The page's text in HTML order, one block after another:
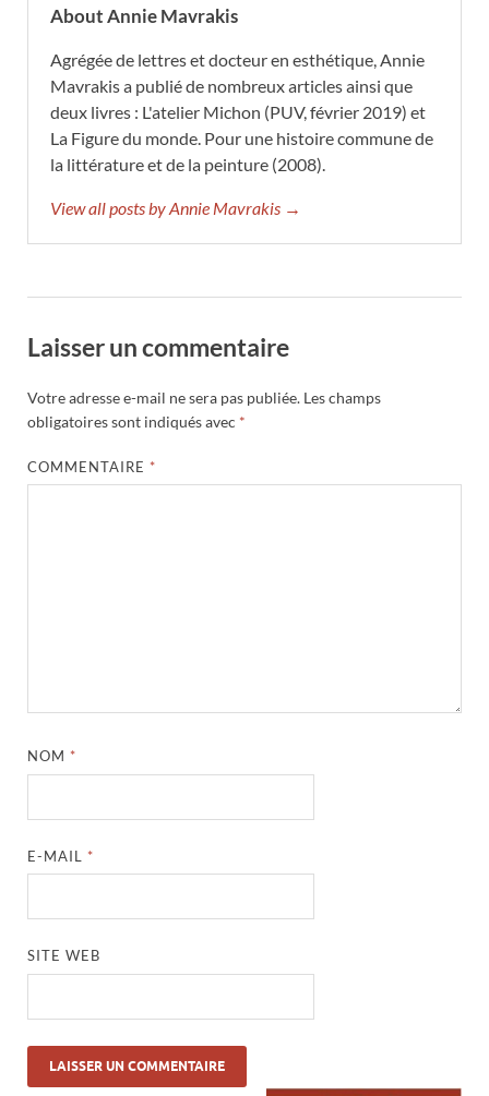
About Annie Mavrakis
Agrégée de lettres et docteur en esthétique, Annie
Mavrakis a publié de nombreux articles ainsi que
deux livres : L'atelier Michon (PUV, février 2019) et
La Figure du monde. Pour une histoire commune de
la littérature et de la peinture (2008).
View all posts by Annie Mavrakis →
Laisser un commentaire
Votre adresse e-mail ne sera pas publiée. Les champs
obligatoires sont indiqués avec *
COMMENTAIRE *
NOM *
E-MAIL *
SITE WEB